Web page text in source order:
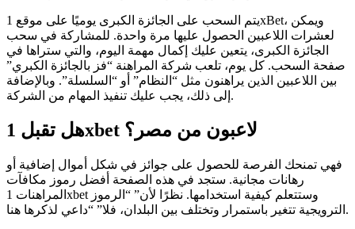
يتم السحب على الجائزة الكبرى يوميًا على موقع 1xBet، ويمكن
لعشرات اللاعبين الحصول عليها مرة واحدة. للمشاركة في سحب
الجائزة الكبرى، يتعين عليك إكمال مهمة اليوم، والتي ستراها في
صفحة السحب. كل يوم، تلعب شركة المراهنة “فز بالجائزة الكبري”
بين اللاعبين الذين يراهنون مثل “النظام” أو “السلسلة”. وبالإضافة
إلى ذلك، يجب عليك تنفيذ المهام من الشركة.
هل تقبل 1xbet لاعبون من مصر؟
فهي تمنحك الفرصة للحصول على جوائز في شكل أموال إضافية أو
رهانات مجانية. ستجد في هذه الصفحة أفضل رموز مكافآت
المراهنات 1xbet وستتعلم كيفية استخدامها. نظرًا لأن” “الرموز
الترويجية تتغير باستمرار وتختلف بين البلدان، فلا” “داعي لذكرها هنا.